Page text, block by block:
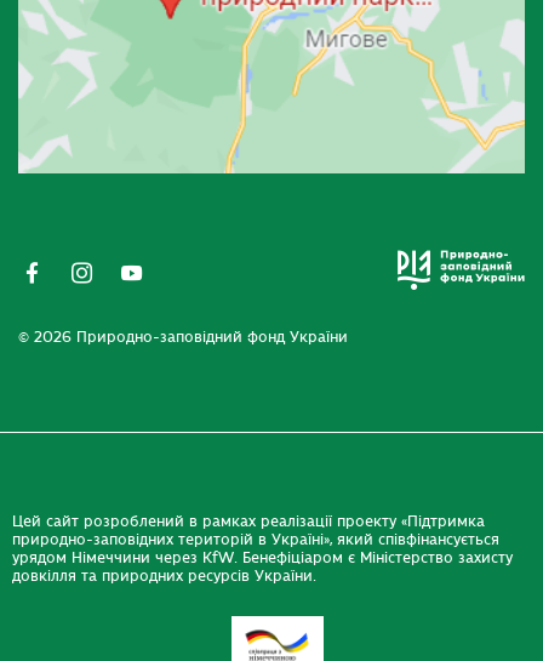
© 2026 Природно-заповідний фонд України
Цей сайт розроблений в рамках реалізації проекту «Підтримка
природно-заповідних територій в Україні», який співфінансується
урядом Німеччини через KfW. Бенефіціаром є Міністерство захисту
довкілля та природних ресурсів України.